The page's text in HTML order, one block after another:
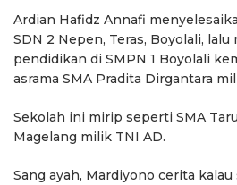
Ardian Hafidz Annafi
SDN 2 Nepen, Teras, Boyolali,
pendidikan di SMPN 1 Boyolali
asrama SMA Pradita Dirgantara
Sekolah ini mirip seperti SMA
Magelang milik TNI AD.
Sang ayah, Mardiyono cerita